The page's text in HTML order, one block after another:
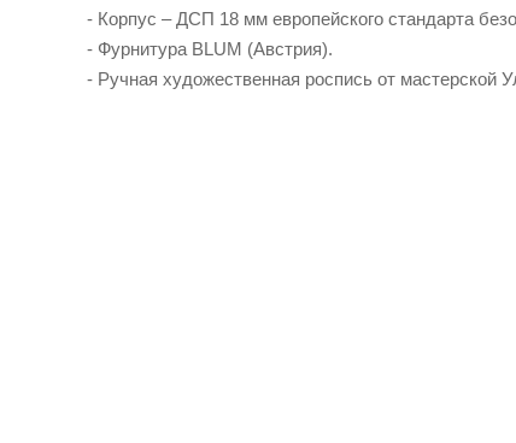
- Корпус – ДСП 18 мм европейского стандарта
- Фурнитура BLUM (Австрия).
- Ручная художественная роспись от мастерской